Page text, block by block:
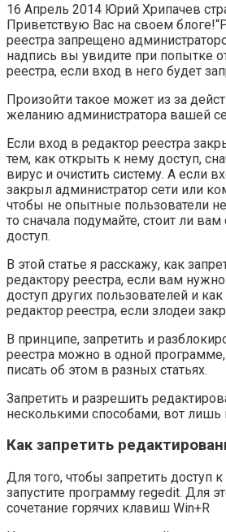
16 Апрель 2014 Юрий Хрипачев
Приветствую Вас на своем
реестра запрещено
надпись вы увидите при попытке
реестра, если вход в него будет
Произойти такое может из за
желанию администратора вашей
Если вход в редактор реестра
тем, как открыть к нему доступ,
вирус и очистить систему. А если
закрыл администратор сети или
чтобы не опытные пользователи
то сначала подумайте, стоит ли
доступ.
В этой статье я расскажу, как
редактору реестра, если вам
доступ других пользователей и
редактор реестра, если злодеи
В принципе, запретить и
реестра можно в одной
писать об этом в разных статьях.
Запретить и разрешить
несколькими способами, вот лишь
Как запретить
Для того, чтобы запретить доступ
запустите программу regedit. Для
сочетание горячих клавиш Win+R